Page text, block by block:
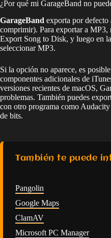
¿Por qué mi GarageBand no
GarageBand exporta por
comprimir). Para exportar a MP3,
Export Song to Disk, y luego en
seleccionar MP3.
Si la opción no aparece, es
componentes adicionales de
versiones recientes de macOS,
problemas. También puedes
con otro programa como
de bits.
También te puede
Pangolin
Google Maps
ClamAV
Microsoft PC Manager